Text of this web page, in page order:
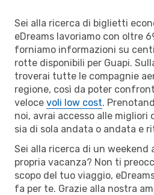
Sei alla ricerca di biglietti
eDreams lavoriamo con oltre
forniamo informazioni su
rotte disponibili per Guapi.
troverai tutte le compagnie
regione, così da poter
veloce voli low cost.
noi, avrai accesso alle migliori
sia di sola andata o andata e
Sei alla ricerca di un weekend
propria vacanza? Non ti
scopo del tuo viaggio,
fa per te. Grazie alla nostra